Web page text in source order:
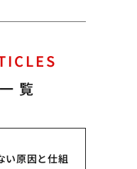
覧
い原因と仕組